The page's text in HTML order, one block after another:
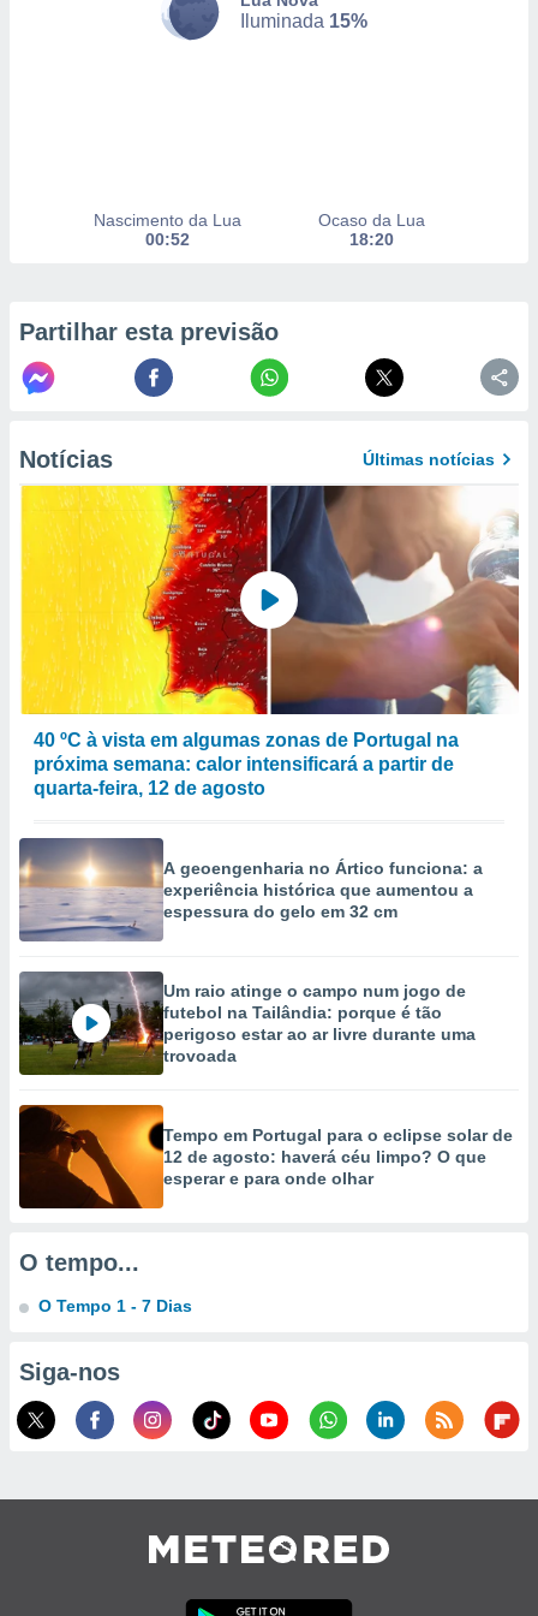
de dados
fontes,
através
estudos
de
1199
Iluminada 15%
Nascimento da Lua
00:52
Ocaso da Lua
18:20
Partilhar esta previsão
Notícias Últimas notícias
40 ºC à vista em algumas zonas de Portugal na
próxima semana: calor intensificará a partir de
quarta-feira, 12 de agosto
A geoengenharia no Ártico funciona: a
experiência histórica que aumentou a
espessura do gelo em 32 cm
Um raio atinge o campo num jogo de
futebol na Tailândia: porque é tão
perigoso estar ao ar livre durante uma
trovoada
Tempo em Portugal para o eclipse solar de
12 de agosto: haverá céu limpo? O que
esperar e para onde olhar
O tempo...
O Tempo 1 - 7 Dias
Siga-nos